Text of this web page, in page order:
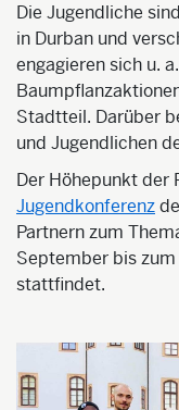
Die Jugendliche
in Durban und
engagieren sich u.
Stadtteil. Darüber
und Jugendlichen
Der Höhepunkt der
Jugendkonferenz
Partnern zum
September bis
stattfindet.